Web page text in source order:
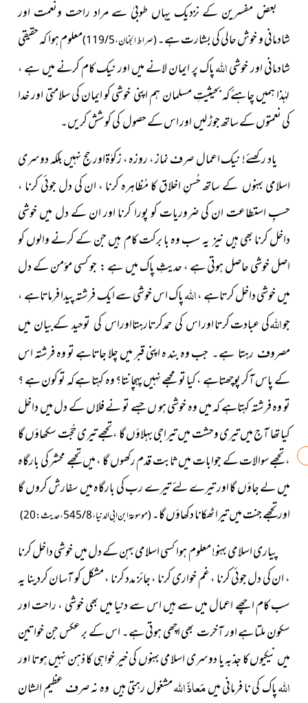
بعض مفسرین کے نزدیک یہاں طوبیٰ سے مراد راحت ونعمت اور
شادمانی و خوش حالی کی بشارت ہے۔(صراط الجنان ، 5 / 119)
معلوم ہوا کہ حقیقی
شادمانی اور خوشیاللہپاک پر ایمان لانے میں اور نیک کام کرنے میں ہے ،
لہٰذا ہمیں چاہئے کہ بحیثیتِ مسلمان ہم اپنی خوشی کو ایمان کی سلامتی اور خدا
کی نعمتوں کے ساتھ جوڑ لیں اور اس کے حصول کی کوشش کریں۔
یاد رکھئے! نیک اعمال صرف نماز ، روزہ ، زکوٰۃاور حج نہیں بلکہ دوسری
اسلامی بہنوں کے ساتھ حُسنِ اخلاق کا مُظاہرہ کرنا ، ان کی دل جوئی کرنا ،
حسبِ استطاعت ان کی ضروریات کو پورا کرنا اور ان کے دل میں خوشی
داخل کرنا بھی ہیں نیز یہ سب وہ با برکت کام ہیں جن کے کرنے والوں کو
اصل خوشی حاصل ہوتی ہے ، حدیثِ پاک میں ہے : جو کسی مؤمن کے دل
میں خوشی داخل کرتاہے ،اللہپاک اس خوشی سے ایک فرشتہ پیدا فرماتاہے ،
جواللہکی عبادت كرتا اوراس کی حمدکرتارہتااوراس کی توحید کےبیان میں
مصروف رہتا ہے۔جب وہ بند ہ اپنی قبر میں چلا جاتاہے تو وہ فرشتہ اس
کے پاس آکر پوچھتاہے ، کیا تو مجھے نہیں پہچانتا؟ وہ کہتا ہے کہ تو کون ہے ؟
تو وہ فرشتہ کہتاہے کہ میں وہ خوشی ہو ں جسے تو نے فلاں کے دل میں داخل
کیا تھا آج میں تیری وحشت میں تیراجی بہلاؤں گا ، تجھے تیری حُجّت سکھاؤں گا
، تجھےسوالات کے جوابات میں ثابت قدم رکھوں گا ، میں تجھے محشر کی بارگاہ
میں لے جاؤں گا اور تیرے لئے تیرے رب کی بارگاہ میں سفارش کروں گا
اور تجھے جنت میں تیرا ٹھکانا دکھاؤں گا۔(موسوعۃ ابن ابی الدنیا ، 8 / 545 ، حدیث : 20)
پیاری اسلامی بہنو! معلوم ہوا کسی اسلامی بہن کے دل میں خوشی داخل کرنا
، ان کی دل جوئی کرنا ، غم خواری کرنا ، جائز مدد کرنا ، مشکل کو آسان کردینا یہ
سب کام اچھے اعمال میں سے ہیں اس سے دنیا میں بھی خوشی ، راحت اور
سکون ملتا ہے اور آخرت بھی اچھی ہوتی ہے۔ اس کے بر عکس جن خواتین
میں نیکیوں کا جذبہ یا دوسری اسلامی بہنوں کی خیر خواہی کا ذہن نہیں ہوتا اور
اللہپاک کی نا فرمانی میںمَعاذَ اللہمشغول رہتی ہیں وہ نہ صرف عظیم الشان